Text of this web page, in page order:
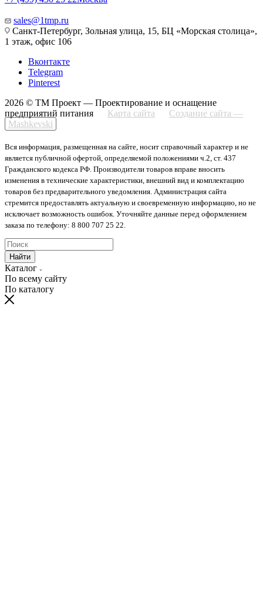
sales@1tmp.ru
Санкт-Петербург, Зольная улица, 15, БЦ «Морская столица»,
1 этаж, офис 106
Вконтакте
Telegram
Pinterest
2026 © ТМ Проект — Проектирование и оснащение
предприятий питания
Карта сайта
Создание сайта —
Mashkevski
Вся информация, размещенная на сайте, носит справочный характер и не
является публичной офертой, определяемой положениями ч.2, ст. 437
Гражданского кодекса РФ. Производители товаров вправе вносить
изменения в технические характеристики, внешний вид и комплектацию
товаров без предварительного уведомления. Администрация сайта
стремится предоставлять актуальную и своевременную информацию, но не
исключает возможность ошибок. Уточняйте данные перед оформлением
заказа по телефону: 8 800 707 25 22.
Найти
Каталог
По всему сайту
По каталогу